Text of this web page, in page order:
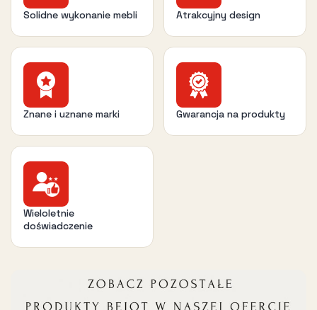
Solidne wykonanie mebli Atrakcyjny design
Znane i uznane marki Gwarancja na produkty
Wieloletnie
doświadczenie